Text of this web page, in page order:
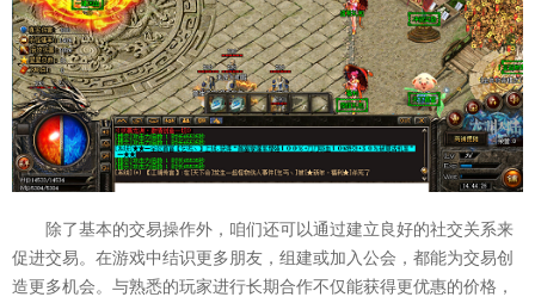
除了基本的交易操作外，咱们还可以通过建立良好的社交关系来
促进交易。在游戏中结识更多朋友，组建或加入公会，都能为交易创
造更多机会。与熟悉的玩家进行长期合作不仅能获得更优惠的价格，